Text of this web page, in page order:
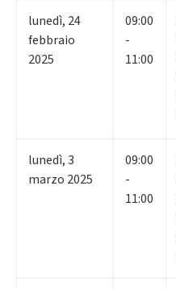
lunedì, 24
febbraio
2025
09:00
-
11:00
lunedì,3
marzo 2025
09:00
-
11:00